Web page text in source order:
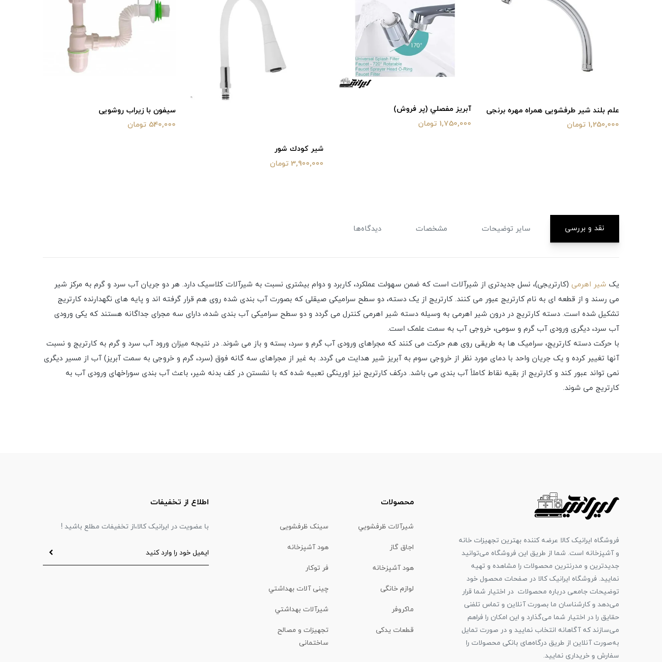
علم بلند شیر طرفشویی همراه مهره برنجی
1,250,000 تومان
آبريز مفصلي (پر فروش)
1,750,000 تومان
شير كودك شور
3,900,000 تومان
سیفون با زیراب روشویی
540,000 تومان
نقد و بررسی سایر توضیحات مشخصات دیدگاه‌ها
یک شیر اهرمی (کارتریجی)، نسل جدیدتری از شیرآلات است که ضمن سهولت عملکرد، کاربرد و دوام بیشتری نسبت به شیرآلات کلاسیک دارد. هر دو جریان آب سرد و گرم به مرکز شیر
می رسند و از قطعه ای به نام کارتریج عبور می کنند. کارتریج از یک دسته، دو سطح سرامیکی صیقلی که بصورت آب بندی شده روی هم قرار گرفته اند و پایه های نگهدارنده کارتریج
تشکیل شده است. دسته کارتریج در درون شیر اهرمی به وسیله دسته شیر اهرمی کنترل می گردد و دو سطح سرامیکی آب بندی شده، دارای سه مجرای جداگانه هستند که یکی ورودی
آب سرد، دیگری ورودی آب گرم و سومی، خروجی آب به سمت علمک است.
با حرکت دسته کارتریج، سرامیک ها به طریقی روی هم حرکت می کنند که مجراهای ورودی آب گرم و سرد، بسته و باز می شوند. در نتیجه میزان ورود آب سرد و گرم به کارتریج و نسبت
آنها تغییر کرده و یک جریان واحد با دمای مورد نظر از خروجی سوم به آبریز شیر هدایت می گردد. به غیر از مجراهای سه گانه فوق (سرد، گرم و خروجی به سمت آبریز) آب از مسیر دیگری
نمی تواند عبور کند و کارتریج از بقیه نقاط کاملاً آب بندی می باشد. درکف کارتریج نیز اورینگی تعبیه شده که با نشستن در کف بدنه شیر، باعث آب بندی سوراخهای ورودی آب به
کارتریج می شوند.
فروشگاه ایرانیک کالا عرضه کننده بهترین تجهیزات خانه
و آشپزخانه است. شما از طریق این فروشگاه می‌توانید
جدیدترین و مدرنترین محصولات را مشاهده و تهیه
نمایید. فروشگاه ایرانیک کالا در صفحات محصول خود
توضیحات جامعی درباره محصولات در اختیار شما قرار
می‌دهد و کارشناسان ما بصورت آنلاین و تماس تلفنی
حقایق را در اختیار شما می‌گذارد و این امکان را فراهم
می‌سازند که آگاهانه انتخاب نمایید و در صورت تمایل
به‌صورت آنلاین از طریق درگاه‌های بانکی محصولات را
سفارش و خریداری نمایید.
محصولات
شیرآلات ظرفشويي سینک ظرفشویی
اجاق گاز هود آشپزخانه
هود آشپزخانه فر توکار
لوازم خانگی چینی آلات بهداشتي
ماكروفر شیرآلات بهداشتي
قطعات یدکی
تجهیزات و مصالح
ساختمانی
اطلاع از تخفیفات
با عضویت در ایرانیک کالا،از تخفیفات مطلع باشید !